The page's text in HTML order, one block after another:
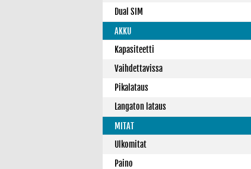
Dual SIM
AKKU
Kapasiteetti
Vaihdettavissa
Pikalataus
Langaton lataus
MITAT
Ulkomitat
Paino